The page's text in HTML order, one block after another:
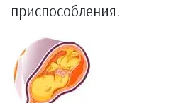
приспособления.